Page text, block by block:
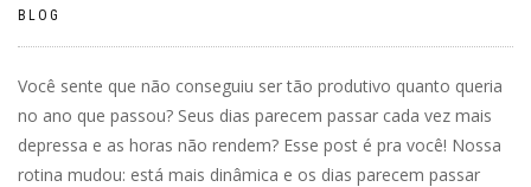
BLOG
Você sente que não conseguiu ser tão produtivo quanto queria
no ano que passou? Seus dias parecem passar cada vez mais
depressa e as horas não rendem? Esse post é pra você! Nossa
rotina mudou: está mais dinâmica e os dias parecem passar